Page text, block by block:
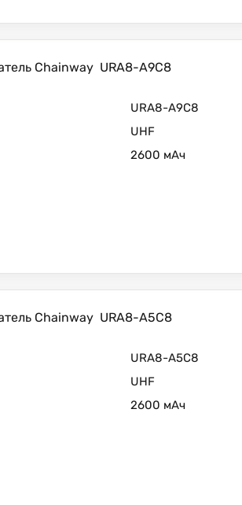
Chainway URA8-A9C8
URA8-A9C8
UHF
2600 мАч
Chainway URA8-A5C8
URA8-A5C8
UHF
2600 мАч